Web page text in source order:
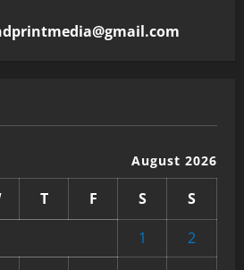
August 2026
T F S
S
1
2